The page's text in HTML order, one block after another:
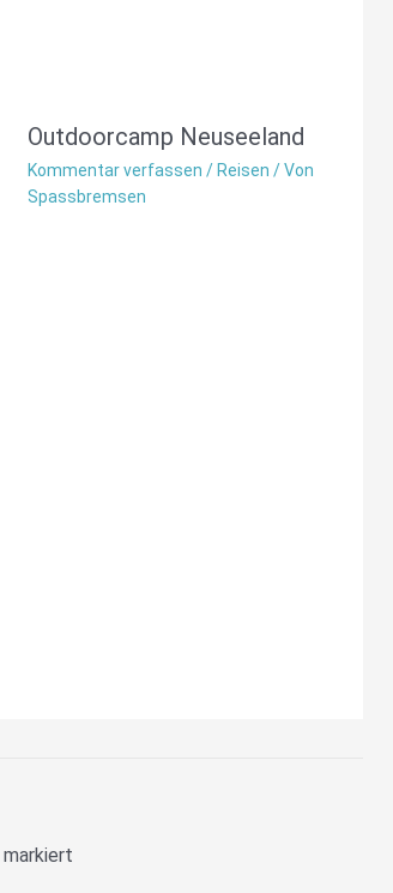
Outdoorcamp Neuseeland
Kommentar verfassen / Reisen / Von
Spassbremsen
markiert